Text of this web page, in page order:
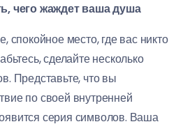
чего жаждет ваша душа
спокойное место, где вас никто
сделайте несколько
Представьте, что вы
по своей внутренней
серия символов. Ваша